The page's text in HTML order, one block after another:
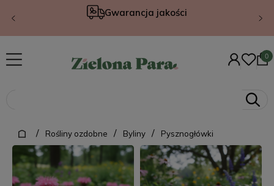
Gwarancja jakości
/ Rośliny ozdobne / Byliny / Pysznogłówki